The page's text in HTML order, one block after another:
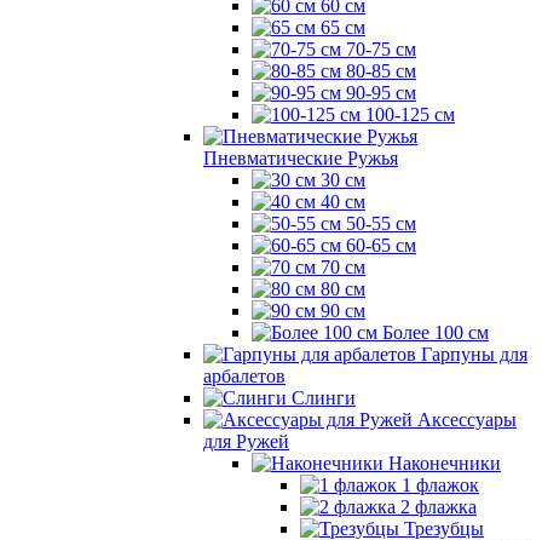
60 см
65 см
70-75 см
80-85 см
90-95 см
100-125 см
Пневматические Ружья
30 см
40 см
50-55 см
60-65 см
70 см
80 см
90 см
Более 100 см
Гарпуны для
арбалетов
Слинги
Аксессуары
для Ружей
Наконечники
1 флажок
2 флажка
Трезубцы